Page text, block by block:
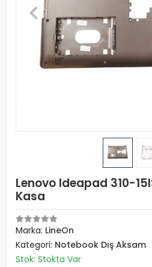
Lenovo Ideapad 310-
Kasa
Marka: LineOn
Kategori: Notebook Dış Aksam
Stok: Stokta Var